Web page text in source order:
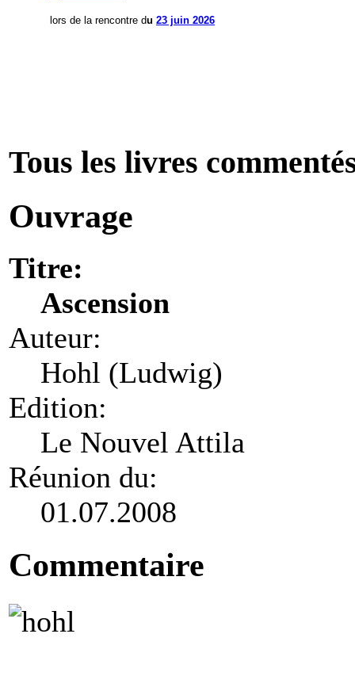
lors de la rencontre du 23 juin 2026
Tous les livres
Ouvrage
Titre:
Ascension
Auteur:
Hohl (Ludwig)
Edition:
Le Nouvel Attila
Réunion du:
01.07.2008
Commentaire